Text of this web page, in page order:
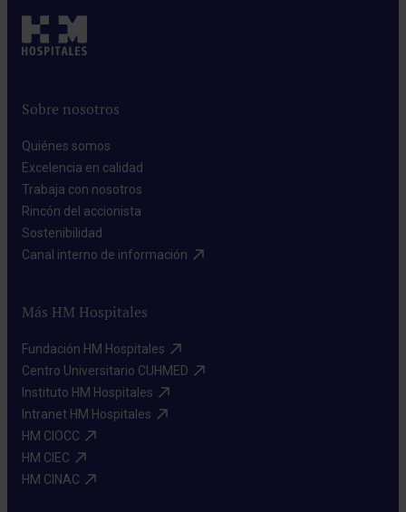
Sobre nosotros
Quiénes somos​
Excelencia en calidad​
Trabaja con nosotros​
Rincón del accionista​
Sostenibilidad​
Canal interno de información​
Más HM Hospitales
Fundación HM Hospitales​
Centro Universitario CUHMED​
Instituto HM Hospitales​
Intranet HM Hospitales​
HM CIOCC​
HM CIEC​
HM CINAC​